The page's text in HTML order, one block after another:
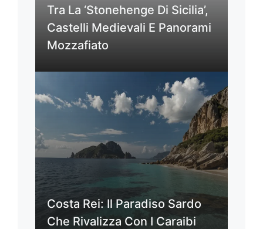
Tra La ‘Stonehenge Di Sicilia’,
Castelli Medievali E Panorami
Mozzafiato
Costa Rei: Il Paradiso Sardo
Che Rivalizza Con I Caraibi